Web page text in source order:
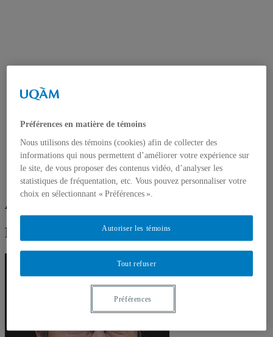
Anne de Vernal
Professeure
Préférences en matière de témoins
Nous utilisons des témoins (cookies) afin de collecter des
informations qui nous permettent d’améliorer votre expérience sur
le site, de vous proposer des contenus vidéo, d’analyser les
statistiques de fréquentation, etc. Vous pouvez personnaliser votre
choix en sélectionnant « Préférences ».
Tout refuser
Autoriser les témoins
Préférences